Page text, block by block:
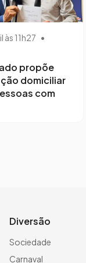
às 11h27 •
propõe
domiciliar
com
Diversão
Sociedade
Carnaval